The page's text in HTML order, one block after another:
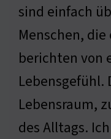
sind einfach
Menschen,
berichten von
Lebensgefühl.
Lebensraum,
des Alltags.